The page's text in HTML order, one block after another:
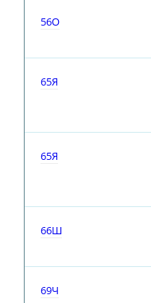
56О
65Я
65Я
66Ш
69Ч